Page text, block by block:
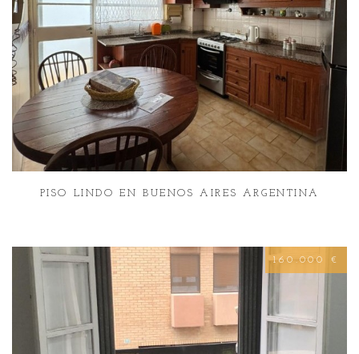
PISO LINDO EN BUENOS AIRES ARGENTINA
160.000 €